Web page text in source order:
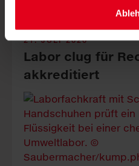
21. JULI 2026
Labor clug für
akkreditiert